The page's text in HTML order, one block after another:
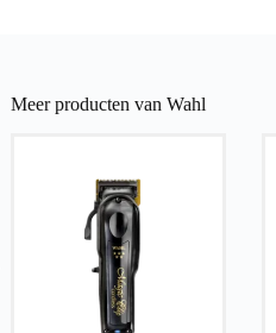
Meer producten van Wahl